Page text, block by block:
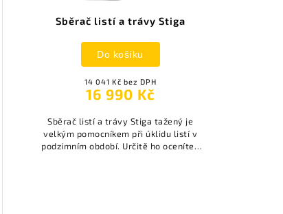
Sběrač listí a trávy Stiga
14 041 Kč bez DPH
16 990 Kč
Do košíku
Sběrač listí a trávy Stiga tažený je
velkým pomocníkem při úklidu listí v
podzimním období. Určitě ho oceníte i